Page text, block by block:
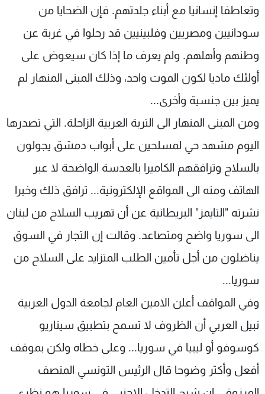
وتعاطفا إنسانيا مع أبناء جلدتهم. فإن الضحايا من
سودانيين ومصريين وفلبينيين قد رحلوا في غربة عن
وطنهم وأهلهم. ولم يعرف ما إذا كان سيعوض على
أولئك ماديا لكون الموت واحد، وذلك المبنى المنهار لم
يميز بين جنسية وأخرى...
ومن المبنى المنهار الى التربة العربية الزاحلة. التي تصدرها
اليوم مشهد حي لمسلحين على أبواب دمشق يجولون
بالسلاح وترافقهم الكاميرا بالعدسة الواضحة لا عبر
الهاتف ومنه الى المواقع الإلكترونية... ترافق ذلك وخبرا
نشرته "التايمز" البريطانية عن أن تهريب السلاح من لبنان
الى سوريا واضح ومتصاعد. وقالت إن التجار في السوق
يناضلون من أجل تأمين الطلب المتزايد على السلاح من
سوريا...
وفي المواقف أعلن الامين العام لجامعة الدول العربية
نبيل العربي أن الظروف لا تسمح بتطبيق سيناريو
كوسوفو أو ليبيا في سوريا... وعلى خطاه ولكن بموقف
أفعل وأكثر وضوحا قال الرئيس التونسي المنصف